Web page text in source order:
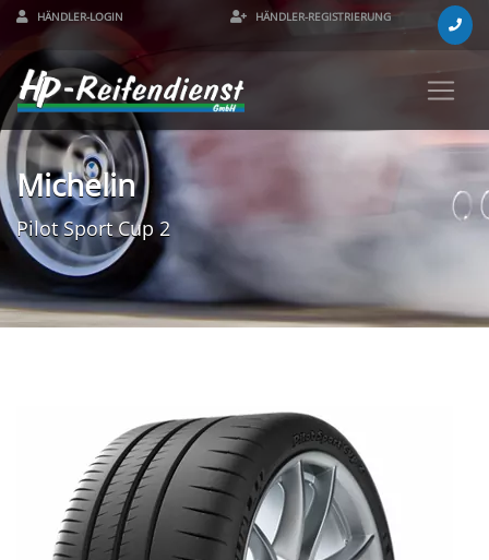
HÄNDLER-LOGIN HÄNDLER-REGISTRIERUNG
Michelin
Pilot Sport Cup 2